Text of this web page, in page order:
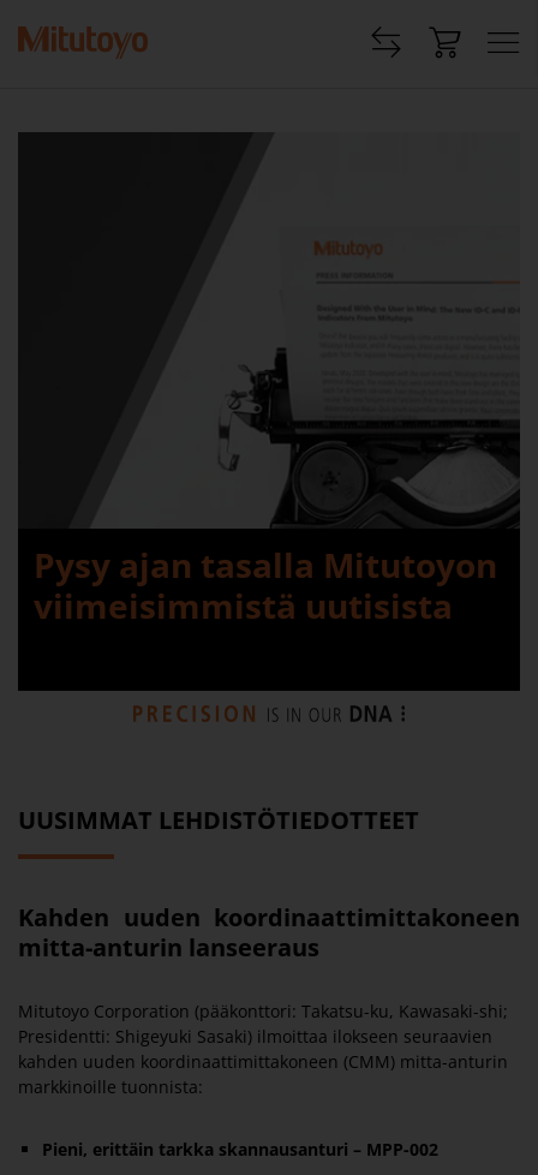
Pysy ajan tasalla Mitutoyon
viimeisimmistä uutisista
UUSIMMAT LEHDISTÖTIEDOTTEET
Kahden uuden koordinaattimittakoneen
mitta-anturin lanseeraus
Mitutoyo Corporation (pääkonttori: Takatsu-ku, Kawasaki-shi;
Presidentti: Shigeyuki Sasaki) ilmoittaa ilokseen seuraavien
kahden uuden koordinaattimittakoneen (CMM) mitta-anturin
markkinoille tuonnista:
Pieni, erittäin tarkka skannausanturi – MPP-002